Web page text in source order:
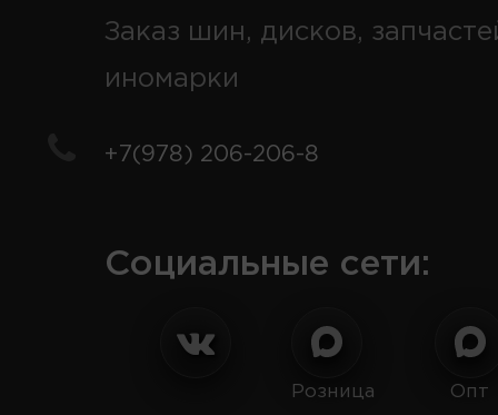
Заказ шин, дисков,
иномарки
+7(978) 206-206-8
Социальные сети:
Розница Опт